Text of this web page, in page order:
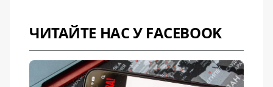
ЧИТАЙТЕ НАС У FACEBOOK